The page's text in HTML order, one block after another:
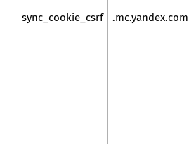
sync_cookie_csrf .mc.yandex.com